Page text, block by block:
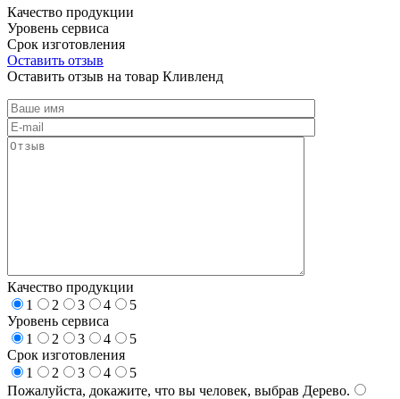
Качество продукции
Уровень сервиса
Срок изготовления
Оставить отзыв
Оставить отзыв на товар Кливленд
Качество продукции
1
2 3 4
5
Уровень сервиса
1
2 3 4
5
Срок изготовления
1
2 3 4
5
Пожалуйста, докажите, что вы человек, выбрав Дерево.